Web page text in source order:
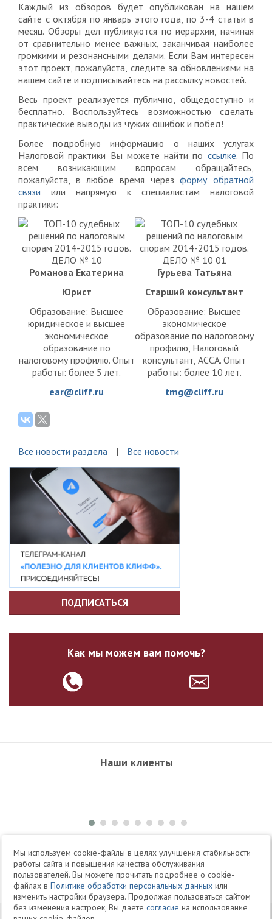
Каждый из обзоров будет опубликован на нашем
сайте с октября по январь этого года, по 3-4 статьи в
месяц. Обзоры дел публикуются по иерархии, начиная
от сравнительно менее важных, заканчивая наиболее
громкими и резонансными делами. Если Вам интересен
этот проект, пожалуйста, следите за обновлениями на
нашем сайте и подписывайтесь на рассылку новостей.
Весь проект реализуется публично, общедоступно и
бесплатно. Воспользуйтесь возможностью сделать
практические выводы из чужих ошибок и побед!
Более подробную информацию о наших услугах
Налоговой практики Вы можете найти по ссылке. По
всем возникающим вопросам обращайтесь,
пожалуйста, в любое время черезформу обратной
связи или напрямую к специалистам налоговой
практики:
Романова Екатерина
Юрист
Гурьева Татьяна
Старший консультант
Образование: Высшее
юридическое и высшее
экономическое
образование по
налоговому профилю. Опыт
работы: более 5 лет.
Образование: Высшее
экономическое
образование по налоговому
профилю, Налоговый
консультант, ACCA. Опыт
работы: более 10 лет.
ear@cliff.ru
tmg@cliff.ru
Все новости раздела Все новости
ПОДПИСАТЬСЯ
Как мы можем вам помочь?
Наши клиенты
+7 495 504-34-61
Telegram Max
Мы используем cookie-файлы в целях улучшения стабильности
работы сайта и повышения качества обслуживания
пользователей. Вы можете прочитать подробнее о cookie-
файлах вПолитике обработки персональных данных или
изменить настройки браузера. Продолжая пользоваться сайтом
без изменения настроек, Вы даетесогласие на использование